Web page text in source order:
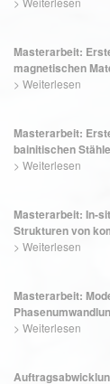
Masterarbeit:
magnetischen
> Weiterlesen
Masterarbeit:
bainitischen
> Weiterlesen
Masterarbeit: In-
Strukturen von
> Weiterlesen
Masterarbeit:
> Weiterlesen